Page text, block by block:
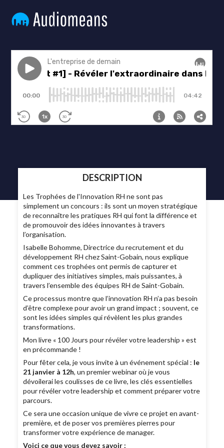
DESCRIPTION
Les Trophées de l'Innovation RH ne sont pas
simplement un concours : ils sont un moyen stratégique
de reconnaître les pratiques RH qui font la différence et
de promouvoir des idées innovantes à travers
l’organisation.
Isabelle Bohomme, Directrice du recrutement et du
développement RH chez Saint-Gobain, nous explique
comment ces trophées ont permis de capturer et
dupliquer des initiatives simples, mais puissantes, à
travers l’ensemble des équipes RH de Saint-Gobain.
Ce processus montre que l’innovation RH n’a pas besoin
d’être complexe pour avoir un grand impact ; souvent, ce
sont les idées simples qui révèlent les plus grandes
transformations.
Mon livre « 100 Jours pour révéler votre leadership » est
en précommande !
Pour fêter cela, je vous invite à un événement spécial : le
21 janvier à 12h, un premier webinar où je vous
dévoilerai les coulisses de ce livre, les clés essentielles
pour révéler votre leadership et comment préparer votre
parcours.
Ce sera une occasion unique de vivre ce projet en avant-
première, et de poser vos premières pierres pour
transformer votre expérience de manager.
Voici ce que vous devez savoir :